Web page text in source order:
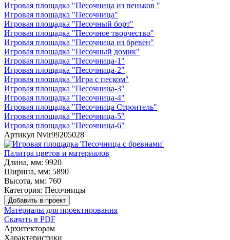
Игровая площадка "Песочница из пеньков "
Игровая площадка "Песочница"
Игровая площадка "Песочный борт"
Игровая площадка "Песочное творчество"
Игровая площадка "Песочница из бревен"
Игровая площадка "Песочный домик"
Игровая площадка "Песочница-1"
Игровая площадка "Песочница-2"
Игровая площадка "Игра с песком"
Игровая площадка "Песочница-3"
Игровая площадка "Песочница-4"
Игровая площадка "Песочница Строитель"
Игровая площадка "Песочница-5"
Игровая площадка "Песочница-6"
Артикул Nvlr99205028
Палитра цветов и материалов
Длина, мм: 9920
Ширина, мм: 5890
Высота, мм: 760
Категория: Песочницы
Добавить в проект
Материалы для проектирования
Скачать в PDF
Архитекторам
Характеристики